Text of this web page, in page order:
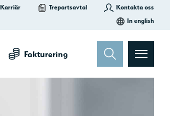
Karriär Trepartsavtal
Kontakta oss
In english
Fakturering